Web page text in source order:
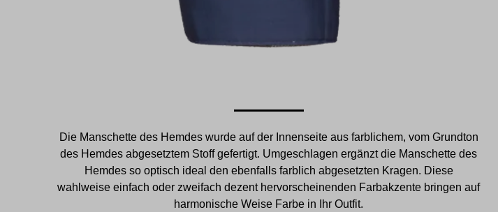
Die Manschette des Hemdes wurde auf der Innenseite aus farblichem, vom Grundton
des Hemdes abgesetztem Stoff gefertigt. Umgeschlagen ergänzt die Manschette des
Hemdes so optisch ideal den ebenfalls farblich abgesetzten Kragen. Diese
wahlweise einfach oder zweifach dezent hervorscheinenden Farbakzente bringen auf
harmonische Weise Farbe in Ihr Outfit.